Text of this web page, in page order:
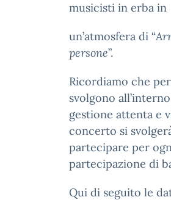
musicisti in erba in
un’atmosfera di “
persone”.
Ricordiamo che
svolgono
gestione attenta e
concerto si
partecipare per
partecipazione di
Qui di seguito le